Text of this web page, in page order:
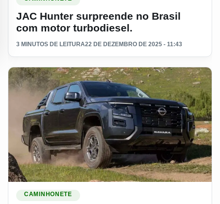
JAC Hunter surpreende no Brasil
com motor turbodiesel.
3 MINUTOS DE LEITURA22 DE DEZEMBRO DE 2025 - 11:43
CAMINHONETE